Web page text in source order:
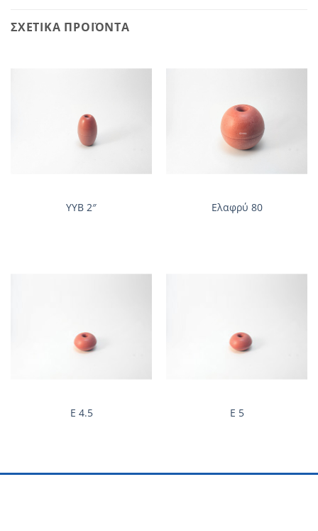
ΣΧΕΤΙΚΆ ΠΡΟΪΌΝΤΑ
ΥΥΒ 2″ Ελαφρύ 80
Ε 4.5 Ε 5